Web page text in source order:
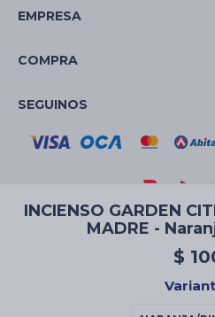
INCIENSO GARDEN
MADRE -
$
EMPRESA
COMPRA
SEGUINOS
© Copyright 2026 / La Casa de las